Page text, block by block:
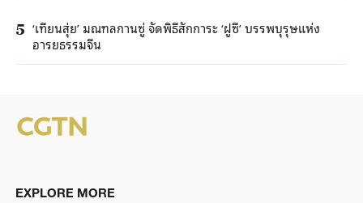
5 ‘เทียนสุ่ย’ มณฑลกานซู่ จัดพิธีสักการะ ‘ฝูซี’ บรรพบุรุษแห่ง
อารยธรรมจีน
EXPLORE MORE